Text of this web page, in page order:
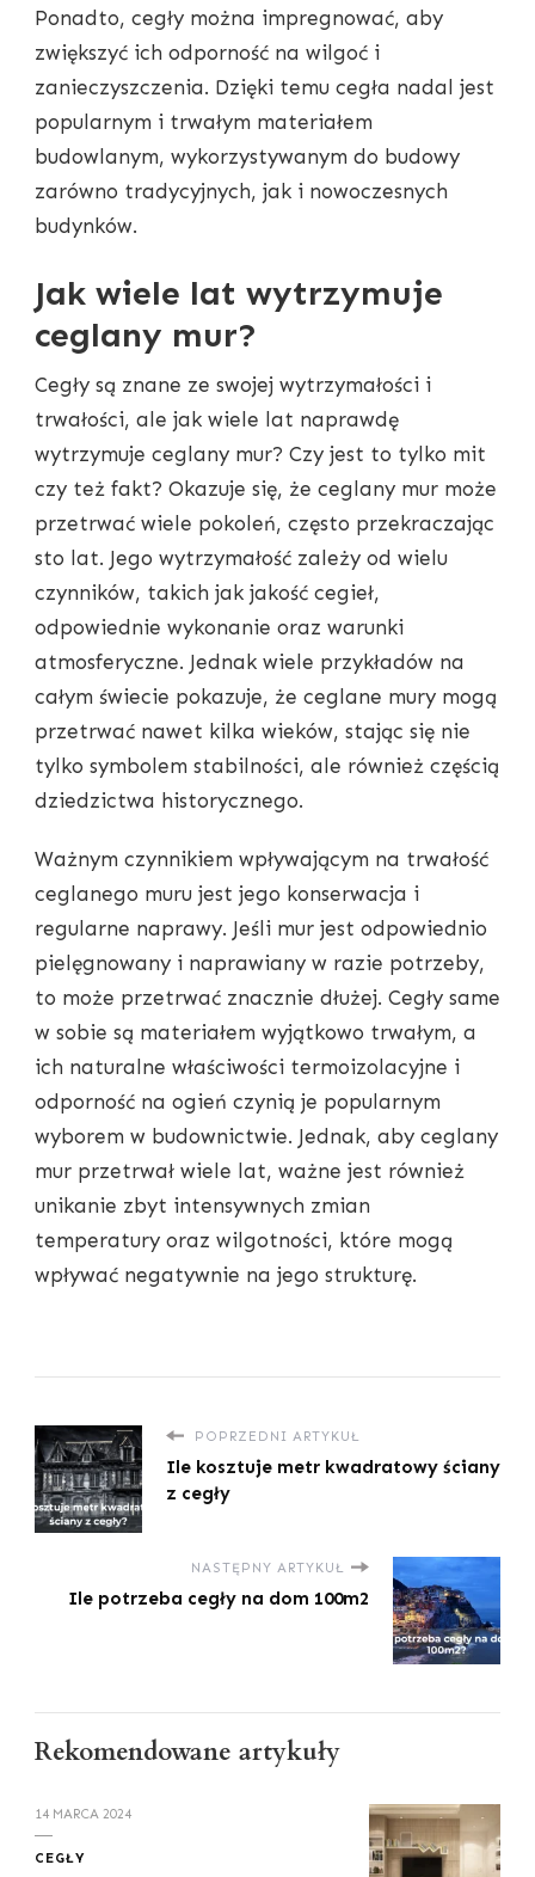
Ponadto, cegły można impregnować, aby
zwiększyć ich odporność na wilgoć i
zanieczyszczenia. Dzięki temu cegła nadal jest
popularnym i trwałym materiałem
budowlanym, wykorzystywanym do budowy
zarówno tradycyjnych, jak i nowoczesnych
budynków.
Jak wiele lat wytrzymuje
ceglany mur?
Cegły są znane ze swojej wytrzymałości i
trwałości, ale jak wiele lat naprawdę
wytrzymuje ceglany mur? Czy jest to tylko mit
czy też fakt? Okazuje się, że ceglany mur może
przetrwać wiele pokoleń, często przekraczając
sto lat. Jego wytrzymałość zależy od wielu
czynników, takich jak jakość cegieł,
odpowiednie wykonanie oraz warunki
atmosferyczne. Jednak wiele przykładów na
całym świecie pokazuje, że ceglane mury mogą
przetrwać nawet kilka wieków, stając się nie
tylko symbolem stabilności, ale również częścią
dziedzictwa historycznego.
Ważnym czynnikiem wpływającym na trwałość
ceglanego muru jest jego konserwacja i
regularne naprawy. Jeśli mur jest odpowiednio
pielęgnowany i naprawiany w razie potrzeby,
to może przetrwać znacznie dłużej. Cegły same
w sobie są materiałem wyjątkowo trwałym, a
ich naturalne właściwości termoizolacyjne i
odporność na ogień czynią je popularnym
wyborem w budownictwie. Jednak, aby ceglany
mur przetrwał wiele lat, ważne jest również
unikanie zbyt intensywnych zmian
temperatury oraz wilgotności, które mogą
wpływać negatywnie na jego strukturę.
POPRZEDNI ARTYKUŁ
Ile kosztuje metr kwadratowy ściany
z cegły
NASTĘPNY ARTYKUŁ
Ile potrzeba cegły na dom 100m2
Rekomendowane artykuły
14 MARCA 2024
CEGŁY